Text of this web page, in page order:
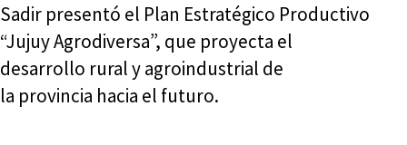
Sadir presentó el Plan Estratégico Productivo
“Jujuy Agrodiversa”, que proyecta el
desarrollo rural y agroindustrial de
la provincia hacia el futuro.